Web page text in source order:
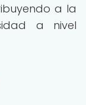
a la
a nivel